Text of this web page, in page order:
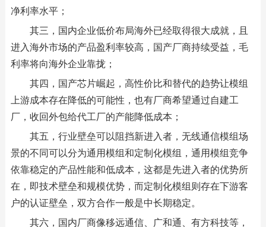
净利率水平；
其三，国内企业低价布局海外已经取得很大成就，且
进入海外市场的产品盈利率较高，国产厂商持续受益，毛
利率将向海外企业靠拢；
其四，国产芯片崛起，高性价比和替代的趋势让模组
上游成本存在降低的可能性，也有厂商希望通过自建工
厂，收回外包给代工厂的产能降低成本；
其五，行业壁垒可以阻挡新进入者，无线通信模组场
景的不同可以分为通用模组和定制化模组，通用模组竞争
依靠稳定的产品性能和低成本，这都是先进入者的优势所
在，即技术壁垒和规模优势，而定制化模组则存在下游客
户的认证壁垒，双方合作一般是中长期稳定。
其六，国内厂商像移远通信、广和通、有方科技等，